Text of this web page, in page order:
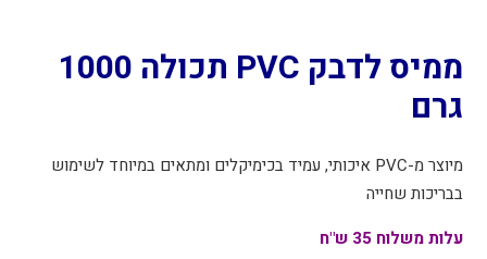
ממיס לדבק PVC תכולה 1000
גרם
מיוצר מ-PVC איכותי, עמיד בכימיקלים ומתאים במיוחד לשימוש
בבריכות שחייה
עלות משלוח 35 ש"ח